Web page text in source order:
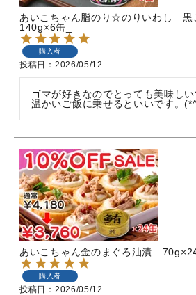
あいこちゃん脂のり☆のりいわし
140g×6缶_
購入者
投稿日 2026/05/12
ゴマが好きなのでとっても美味しい
温かいご飯に乗せるといいです。
あいこちゃん金のまぐろ油漬
購入者
投稿日 2026/05/12